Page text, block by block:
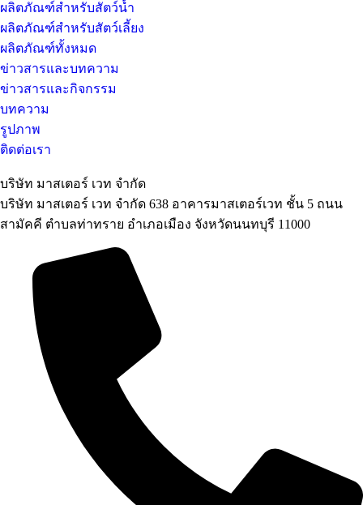
ผลิตภัณฑ์สำหรับสัตว์น้ำ
ผลิตภัณฑ์สำหรับสัตว์เลี้ยง
ผลิตภัณฑ์ทั้งหมด
ข่าวสารและบทความ
ข่าวสารและกิจกรรม
บทความ
รูปภาพ
ติดต่อเรา
บริษัท มาสเตอร์ เวท จำกัด
บริษัท มาสเตอร์ เวท จำกัด 638 อาคารมาสเตอร์เวท ชั้น 5 ถนน
สามัคคี ตำบลท่าทราย อำเภอเมือง จังหวัดนนทบุรี 11000